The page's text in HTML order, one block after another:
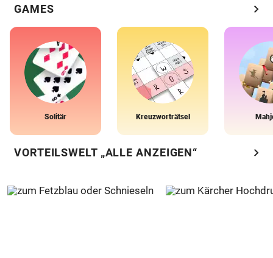
GAMES chevron_right
Solitär Kreuzworträtsel
VORTEILSWELT „ALLE ANZEIGEN“ chevron_right